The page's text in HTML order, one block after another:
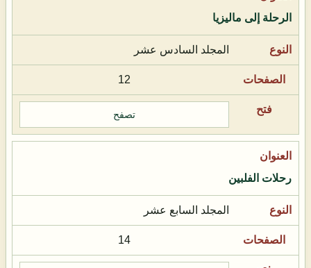
الرحلة إلى ماليزيا
المجلد السادس عشر
12
تصفح
رحلات الفلبين
المجلد السابع عشر
14